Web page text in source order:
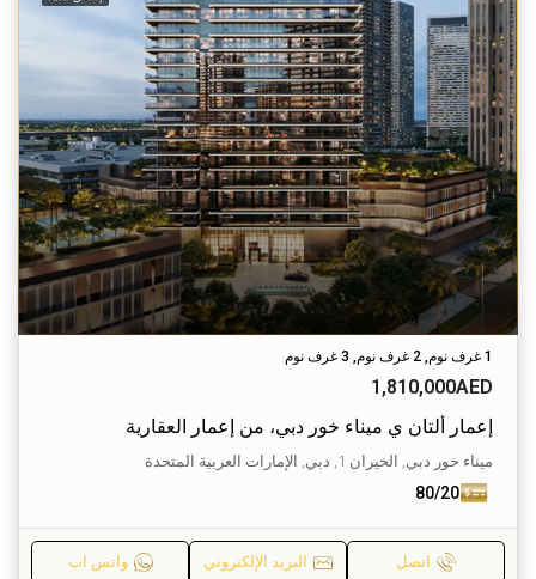
1 غرف نوم, 2 غرف نوم, 3 غرف نوم
1,810,000AED
إعمار ألتان ي ميناء خور دبي، من إعمار العقارية
ميناء خور دبي, الخيران 1, دبي, الإمارات العربية المتحدة
80/20
اتصل البريد الإلكتروني واتس اب